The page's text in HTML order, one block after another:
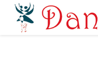
Pasar al contenido